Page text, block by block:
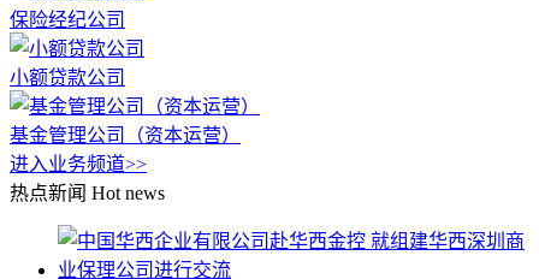
保险经纪公司
小额贷款公司
基金管理公司（资本运营）
进入业务频道>>
热点新闻 Hot news